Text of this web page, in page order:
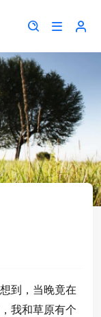
到，当晚竟在
我和草原有个